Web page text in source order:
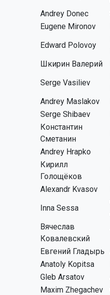
Andrey Donec
Eugene Mironov
Edward Polovoy
Шкирин Валерий
Serge Vasiliev
Andrey Maslakov
Serge Shibaev
Константин
Сметанин
Andrey Hrapko
Кирилл
Голощёков
Alexandr Kvasov
Inna Sessa
Вячеслав
Ковалевский
Евгений Гладырь
Anatoly Kopitsa
Gleb Arsatov
Maxim Zhegachev